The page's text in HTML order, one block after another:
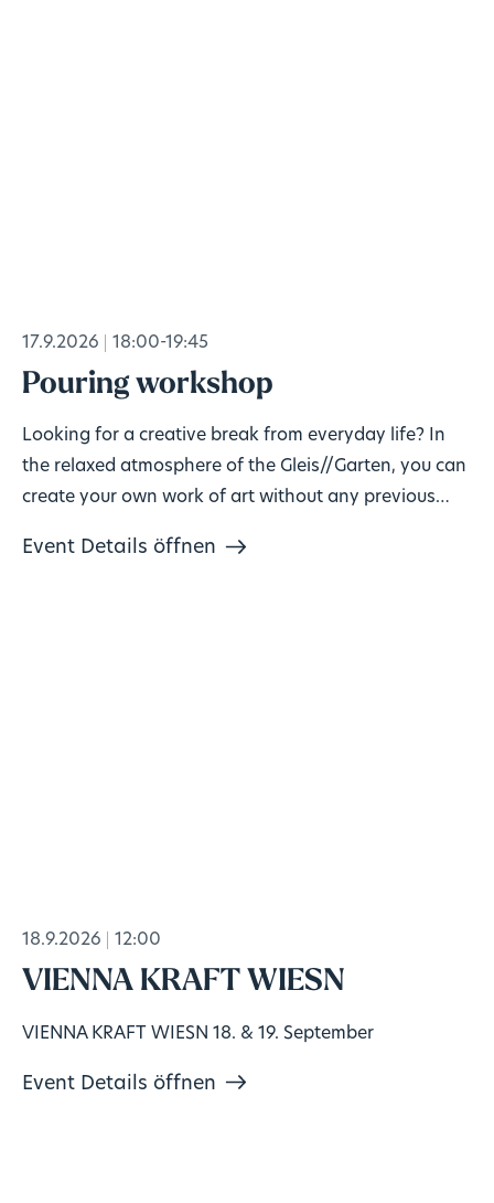
17.9.2026 18:00-19:45
Pouring workshop
Looking for a creative break from everyday life? In
the relaxed atmosphere of the Gleis//Garten, you can
create your own work of art without any previous
Event Details öffnen
18.9.2026 12:00
VIENNA KRAFT WIESN
VIENNA KRAFT WIESN 18. & 19. September
Event Details öffnen